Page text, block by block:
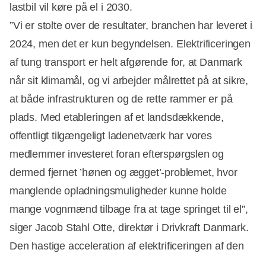
lastbil vil køre på el i 2030.
”Vi er stolte over de resultater, branchen har leveret i
2024, men det er kun begyndelsen. Elektrificeringen
af tung transport er helt afgørende for, at Danmark
når sit klimamål, og vi arbejder målrettet på at sikre,
at både infrastrukturen og de rette rammer er på
plads. Med etableringen af et landsdækkende,
offentligt tilgængeligt ladenetværk har vores
medlemmer investeret foran efterspørgslen og
dermed fjernet ’hønen og ægget’-problemet, hvor
manglende opladningsmuligheder kunne holde
mange vognmænd tilbage fra at tage springet til el”,
siger Jacob Stahl Otte, direktør i Drivkraft Danmark.
Den hastige acceleration af elektrificeringen af den